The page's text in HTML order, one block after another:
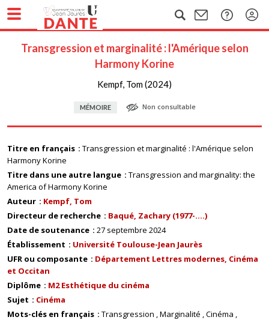
Transgression et marginalité : l'Amérique selon
Harmony Korine
Kempf, Tom (2024)
MÉMOIRE Non consultable
Titre en français
Transgression et marginalité : l'Amérique selon
Harmony Korine
Titre dans une autre langue
Transgression and marginality: the
America of Harmony Korine
Auteur
Kempf, Tom
Directeur de recherche
Baqué, Zachary (1977-....)
Date de soutenance
27 septembre 2024
Établissement
Université Toulouse-Jean Jaurès
UFR ou composante
Département Lettres modernes, Cinéma
et Occitan
Diplôme
M2 Esthétique du cinéma
Sujet
Cinéma
Mots-clés en français
Transgression Marginalité Cinéma